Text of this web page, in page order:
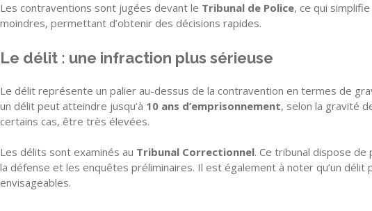
Les contraventions sont jugées devant le Tribunal de Police, ce qui
moindres, permettant d’obtenir des décisions rapides.
Le délit : une infraction plus sérieuse
Le délit représente un palier au-dessus de la contravention en termes de
un délit peut atteindre jusqu’à 10 ans d’emprisonnement, selon la gravité
certains cas, être très élevées.
Les délits sont examinés au Tribunal Correctionnel. Ce tribunal dispose
la défense et les enquêtes préliminaires. Il est également à noter qu’un
envisageables.